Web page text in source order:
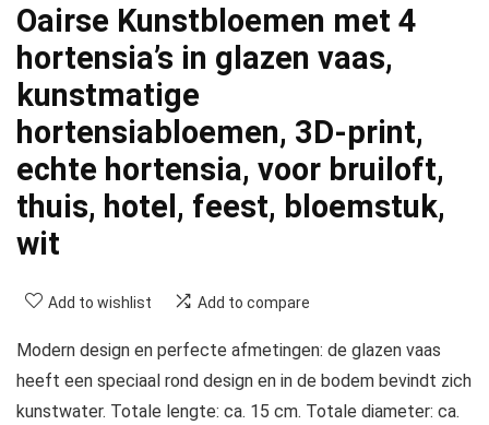
Oairse Kunstbloemen met 4
hortensia’s in glazen vaas,
kunstmatige
hortensiabloemen, 3D-print,
echte hortensia, voor bruiloft,
thuis, hotel, feest, bloemstuk,
wit
Add to wishlist Add to compare
Modern design en perfecte afmetingen: de glazen vaas
heeft een speciaal rond design en in de bodem bevindt zich
kunstwater. Totale lengte: ca. 15 cm. Totale diameter: ca.